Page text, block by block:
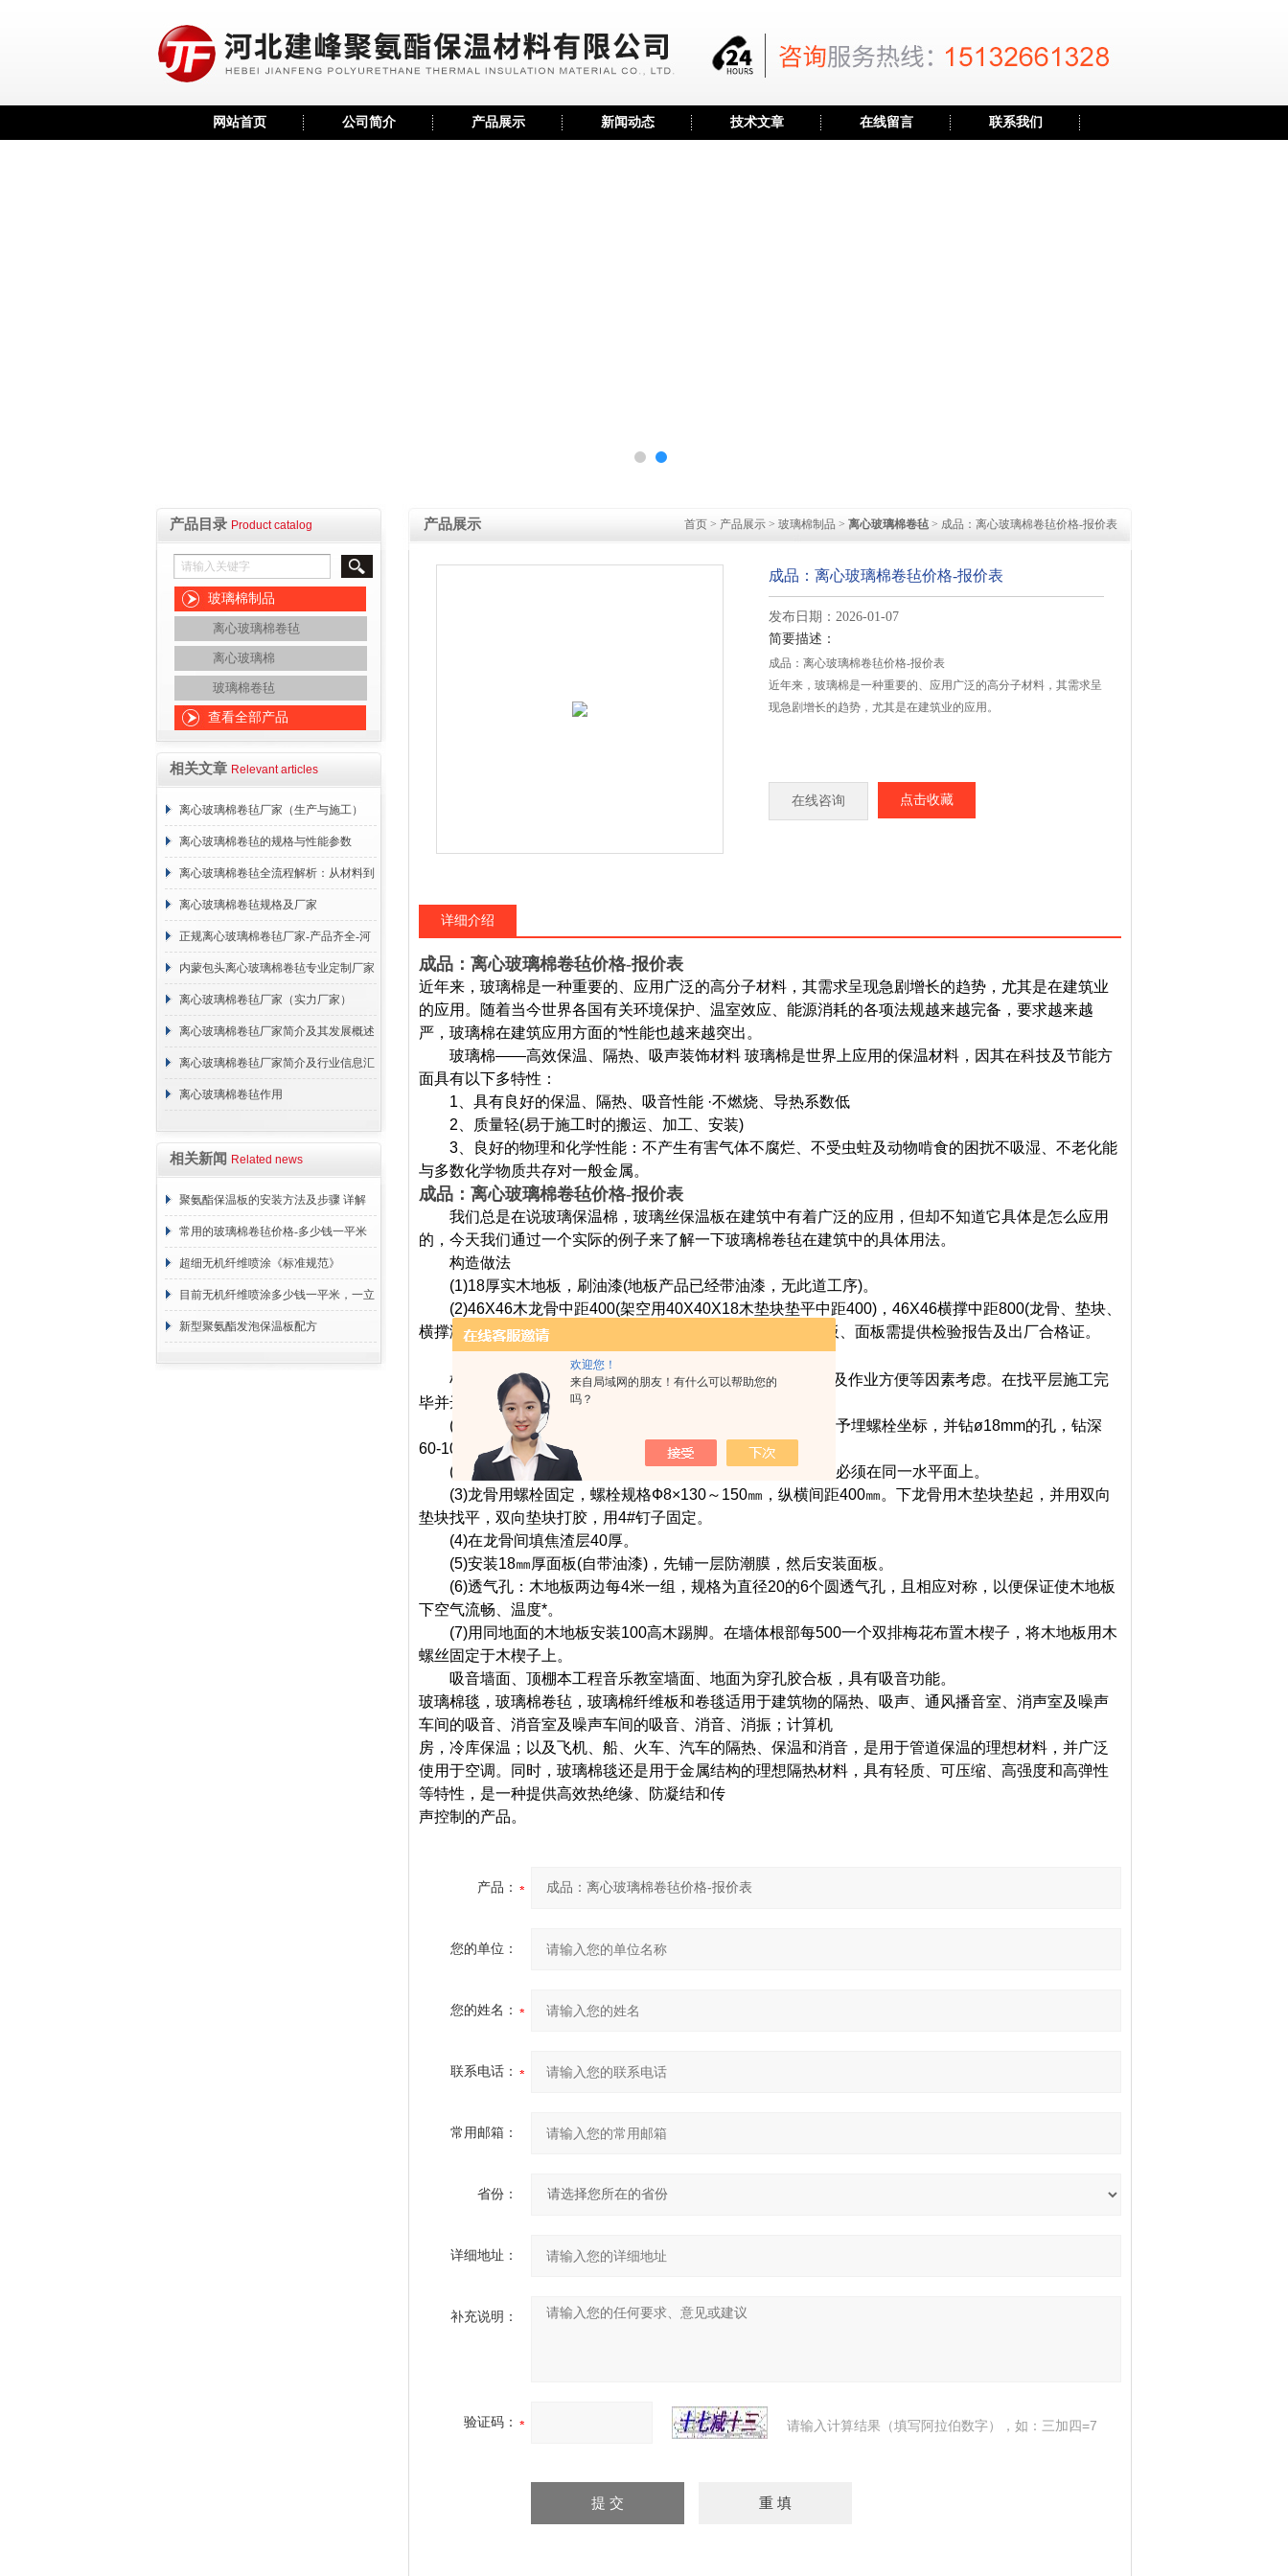
欢迎您！
来自局域网的朋友！有什么可以帮助您的
吗？
网站首页 公司简介 产品展示 新闻动态 技术文章 在线留言 联系我们
产品目录 Product catalog
玻璃棉制品
离心玻璃棉卷毡
离心玻璃棉
玻璃棉卷毡
查看全部产品
相关文章 Relevant articles
离心玻璃棉卷毡厂家（生产与施工）
离心玻璃棉卷毡的规格与性能参数
离心玻璃棉卷毡全流程解析：从材料到
施工
离心玻璃棉卷毡规格及厂家
正规离心玻璃棉卷毡厂家-产品齐全-河
北建峰保温材料有限公司
内蒙包头离心玻璃棉卷毡专业定制厂家
离心玻璃棉卷毡厂家（实力厂家）
离心玻璃棉卷毡厂家简介及其发展概述
离心玻璃棉卷毡厂家简介及行业信息汇
总
离心玻璃棉卷毡作用
相关新闻 Related news
聚氨酯保温板的安装方法及步骤 详解
常用的玻璃棉卷毡价格-多少钱一平米
超细无机纤维喷涂《标准规范》
目前无机纤维喷涂多少钱一平米，一立
方 价格计算
新型聚氨酯发泡保温板配方
产品展示 首页 > 产品展示 > 玻璃棉制品 > 离心玻璃棉卷毡> 成品：离心玻璃棉卷毡价格-报价表
成品：离心玻璃棉卷毡价格-报价表
发布日期：2026-01-07
简要描述：
成品：离心玻璃棉卷毡价格-报价表
近年来，玻璃棉是一种重要的、应用广泛的高分子材料，其需求呈
现急剧增长的趋势，尤其是在建筑业的应用。
在线咨询 点击收藏
详细介绍
成品：离心玻璃棉卷毡价格-报价表
近年来，玻璃棉是一种重要的、应用广泛的高分子材料，其需求呈现急剧增长的趋势，尤其是在建筑业
的应用。随着当今世界各国有关环境保护、温室效应、能源消耗的各项法规越来越完备，要求越来越
严，玻璃棉在建筑应用方面的*性能也越来越突出。
玻璃棉——高效保温、隔热、吸声装饰材料 玻璃棉是世界上应用的保温材料，因其在科技及节能方
面具有以下多特性：
1、具有良好的保温、隔热、吸音性能 ·不燃烧、导热系数低
2、质量轻(易于施工时的搬运、加工、安装)
3、良好的物理和化学性能：不产生有害气体不腐烂、不受虫蛀及动物啃食的困扰不吸湿、不老化能
与多数化学物质共存对一般金属。
成品：离心玻璃棉卷毡价格-报价表
我们总是在说玻璃保温棉，玻璃丝保温板在建筑中有着广泛的应用，但却不知道它具体是怎么应用
的，今天我们通过一个实际的例子来了解一下玻璃棉卷毡在建筑中的具体用法。
构造做法
(1)18厚实木地板，刷油漆(地板产品已经带油漆，无此道工序)。
(2)46X46木龙骨中距400(架空用40X40X18木垫块垫平中距400)，46X46横撑中距800(龙骨、垫块、
横撑满刷防腐剂)中填40厚干焦渣隔音层。厂家木龙骨及木地板、面板需提供检验报告及出厂合格证。
施工工艺
根据本工程的特点，从质量、工期的要求，现场施工条件及作业方便等因素考虑。在找平层施工完
毕并达到强度后进行如下工序的施工：
(1)放线钻眼：按照按照图纸设计标出龙骨木的位置，测出予埋螺栓坐标，并钻ø18mm的孔，钻深
60-100mm，间距800mm,行距400mm。
(2)予埋螺栓：用非水性黏合剂与水泥固定，予埋螺栓上平必须在同一水平面上。
(3)龙骨用螺栓固定，螺栓规格Ф8×130～150㎜ ，纵横间距400㎜。下龙骨用木垫块垫起，并用双向
垫块找平，双向垫块打胶，用4#钉子固定。
(4)在龙骨间填焦渣层40厚。
(5)安装18㎜厚面板(自带油漆)，先铺一层防潮膜，然后安装面板。
(6)透气孔：木地板两边每4米一组，规格为直径20的6个圆透气孔，且相应对称，以便保证使木地板
下空气流畅、温度*。
(7)用同地面的木地板安装100高木踢脚。在墙体根部每500一个双排梅花布置木楔子，将木地板用木
螺丝固定于木楔子上。
吸音墙面、顶棚本工程音乐教室墙面、地面为穿孔胶合板，具有吸音功能。
玻璃棉毯，玻璃棉卷毡，玻璃棉纤维板和卷毯适用于建筑物的隔热、吸声、通风播音室、消声室及噪声
车间的吸音、消音室及噪声车间的吸音、消音、消振；计算机
房，冷库保温；以及飞机、船、火车、汽车的隔热、保温和消音，是用于管道保温的理想材料，并广泛
使用于空调。同时，玻璃棉毯还是用于金属结构的理想隔热材料，具有轻质、可压缩、高强度和高弹性
等特性，是一种提供高效热绝缘、防凝结和传
声控制的产品。
产品：
您的单位：
您的姓名：
联系电话：
常用邮箱：
省份：
详细地址：
补充说明：
验证码： 请输入计算结果（填写阿拉伯数字），如：三加四=7